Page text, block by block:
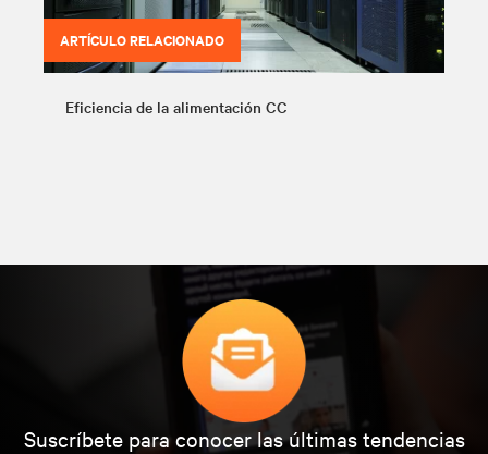
ARTÍCULO RELACIONADO
Eficiencia de la alimentación CC
Suscríbete para conocer las últimas tendencias